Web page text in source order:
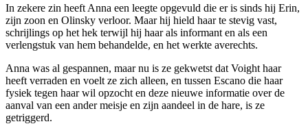
In zekere zin heeft Anna een leegte opgevuld die er is sinds hij Erin,
zijn zoon en Olinsky verloor. Maar hij hield haar te stevig vast,
schrijlings op het hek terwijl hij haar als informant en als een
verlengstuk van hem behandelde, en het werkte averechts.
Anna was al gespannen, maar nu is ze gekwetst dat Voight haar
heeft verraden en voelt ze zich alleen, en tussen Escano die haar
fysiek tegen haar wil opzocht en deze nieuwe informatie over de
aanval van een ander meisje en zijn aandeel in de hare, is ze
getriggerd.